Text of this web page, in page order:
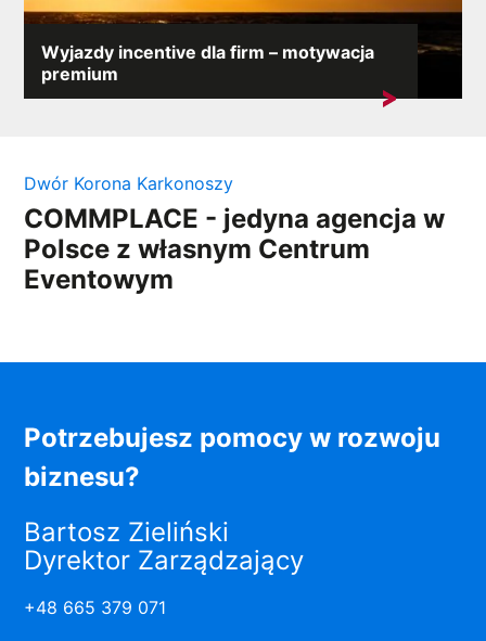
Wyjazdy incentive dla firm – motywacja
premium
Na konkurencyjnym rynku motywacja pracowników
Dwór Korona Karkonoszy
COMMPLACE - jedyna agencja w
Polsce z własnym Centrum
Eventowym
Potrzebujesz pomocy w rozwoju
biznesu?
Bartosz Zieliński
Dyrektor Zarządzający
+48 665 379 071